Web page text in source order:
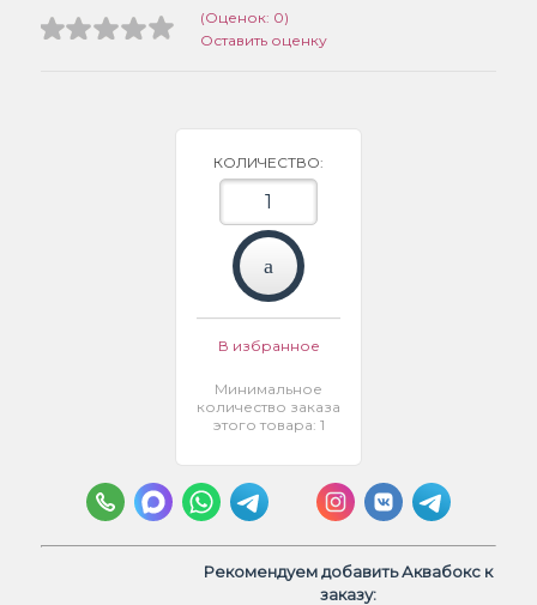
(Оценок: 0)
Оставить оценку
КОЛИЧЕСТВО:
В избранное
Минимальное
количество заказа
этого товара: 1
Рекомендуем добавить Аквабокс к
заказу: